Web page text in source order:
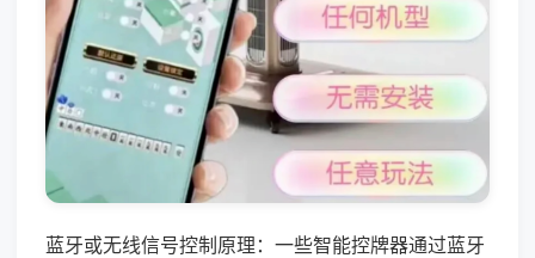
蓝牙或无线信号控制原理：一些智能控牌器通过蓝牙